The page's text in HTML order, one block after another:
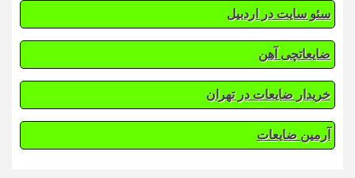
سئو سایت در اردبیل
ضایعاتچی آهن
خریدار ضایعات در تهران
آرمین ضایعات